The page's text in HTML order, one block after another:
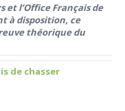
et l’Office Français de
à disposition, ce
théorique du
de chasser